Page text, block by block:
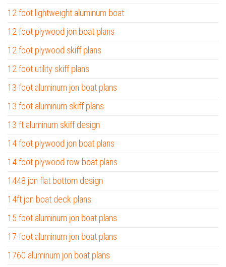
12 foot lightweight aluminum boat
12 foot plywood jon boat plans
12 foot plywood skiff plans
12 foot utility skiff plans
13 foot aluminum jon boat plans
13 foot aluminum skiff plans
13 ft aluminum skiff design
14 foot plywood jon boat plans
14 foot plywood row boat plans
1448 jon flat bottom design
14ft jon boat deck plans
15 foot aluminum jon boat plans
17 foot aluminum jon boat plans
1760 aluminum jon boat plans